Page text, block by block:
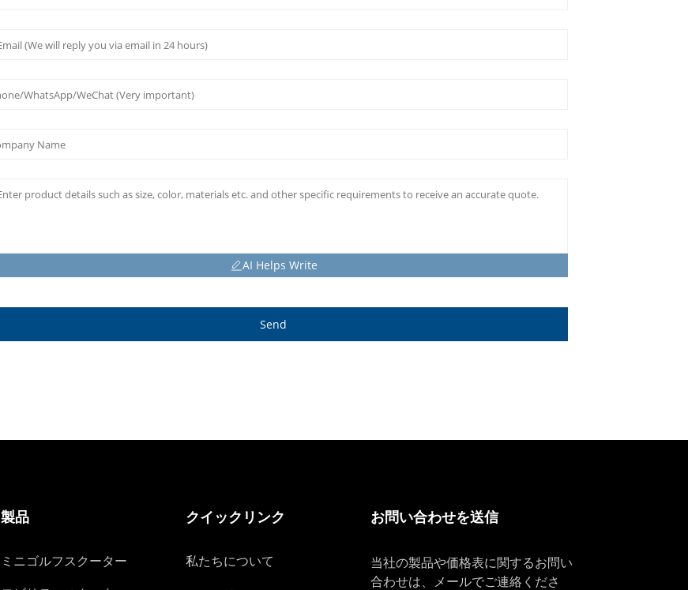
AI Helps Write
Send
製品
ミニゴルフスクーター
クイックリンク
私たちについて
お問い合わせを送信
当社の製品や価格表に関するお問い
合わせは、メールでご連絡くださ